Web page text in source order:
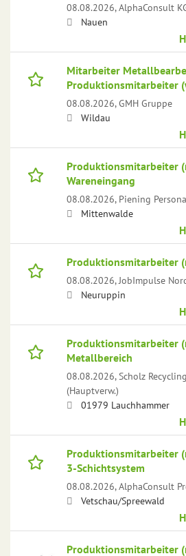
08.08.2026,AlphaConsult
Nauen
Mitarbeiter
Produktionsmitarbeiter
08.08.2026,GMH Gruppe
Wildau
Produktionsmitarbeiter
Wareneingang
08.08.2026, Piening
Mittenwalde
Produktionsmitarbeiter
08.08.2026,JobImpulse
Neuruppin
Produktionsmitarbeiter
Metallbereich
08.08.2026,Scholz
(Hauptverw.)
01979 Lauchhammer
Produktionsmitarbeiter
3-Schichtsystem
08.08.2026,AlphaConsult
Vetschau/Spreewald
Produktionsmitarbeiter